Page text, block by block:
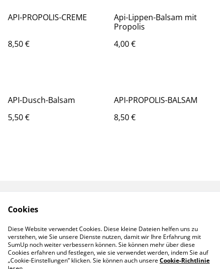
API-PROPOLIS-CREME
8,50 €
Api-Lippen-Balsam mit
Propolis
4,00 €
API-Dusch-Balsam
5,50 €
API-PROPOLIS-BALSAM
8,50 €
Versand
Zahlung
Datenschutz
Cookie Richtlinien
Cookies
Diese Website verwendet Cookies. Diese kleine Dateien helfen uns zu
verstehen, wie Sie unsere Dienste nutzen, damit wir Ihre Erfahrung mit
SumUp noch weiter verbessern können. Sie können mehr über diese
Cookies erfahren und festlegen, wie sie verwendet werden, indem Sie auf
„Cookie-Einstellungen” klicken. Sie können auch unsereCookie-Richtlinie